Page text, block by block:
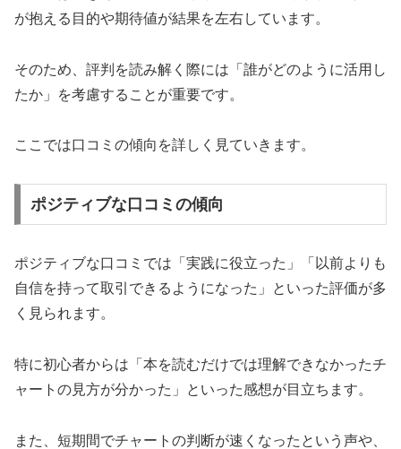
が抱える目的や期待値が結果を左右しています。
そのため、評判を読み解く際には「誰がどのように活用し
たか」を考慮することが重要です。
ここでは口コミの傾向を詳しく見ていきます。
ポジティブな口コミの傾向
ポジティブな口コミでは「実践に役立った」「以前よりも
自信を持って取引できるようになった」といった評価が多
く見られます。
特に初心者からは「本を読むだけでは理解できなかったチ
ャートの見方が分かった」といった感想が目立ちます。
また、短期間でチャートの判断が速くなったという声や、